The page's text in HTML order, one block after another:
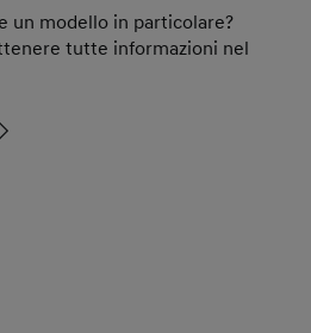
un modello in particolare?
tutte informazioni nel